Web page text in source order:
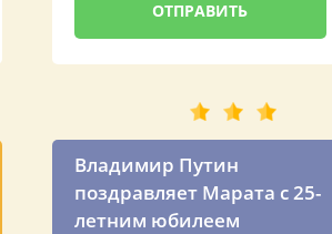
Владимир Путин
поздравляет Марата с 25-
летним юбилеем